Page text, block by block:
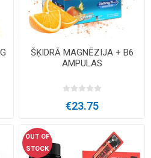
ŠĶIDRĀ MAGNĒZIJA + B6
AMPULAS
€23.75
OUT OF
STOCK